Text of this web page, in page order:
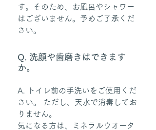
す。そのため、お風呂やシャワー
はございません。予めご了承くだ
さい。
Q. 洗顔や歯磨きはできます
か。
A. トイレ前の手洗いをご使用くだ
さい。 ただし、天水で消毒してお
りません。
気になる方は、ミネラルウオータ